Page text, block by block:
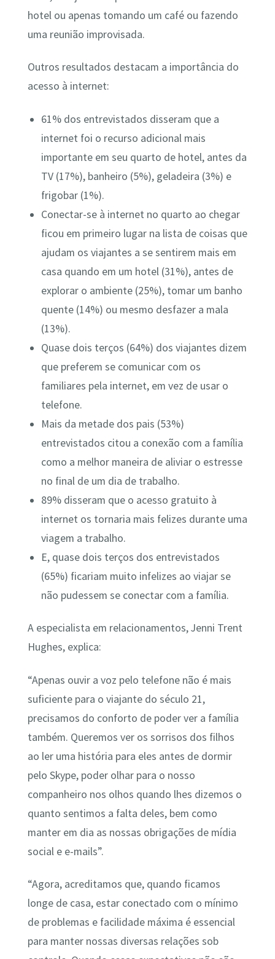
hotel ou apenas tomando um café ou fazendo
uma reunião improvisada.
Outros resultados destacam a importância do
acesso à internet:
61% dos entrevistados disseram que a
internet foi o recurso adicional mais
importante em seu quarto de hotel, antes da
TV (17%), banheiro (5%), geladeira (3%) e
frigobar (1%).
Conectar-se à internet no quarto ao chegar
ficou em primeiro lugar na lista de coisas que
ajudam os viajantes a se sentirem mais em
casa quando em um hotel (31%), antes de
explorar o ambiente (25%), tomar um banho
quente (14%) ou mesmo desfazer a mala
(13%).
Quase dois terços (64%) dos viajantes dizem
que preferem se comunicar com os
familiares pela internet, em vez de usar o
telefone.
Mais da metade dos pais (53%)
entrevistados citou a conexão com a família
como a melhor maneira de aliviar o estresse
no final de um dia de trabalho.
89% disseram que o acesso gratuito à
internet os tornaria mais felizes durante uma
viagem a trabalho.
E, quase dois terços dos entrevistados
(65%) ficariam muito infelizes ao viajar se
não pudessem se conectar com a família.
A especialista em relacionamentos, Jenni Trent
Hughes, explica:
“Apenas ouvir a voz pelo telefone não é mais
suficiente para o viajante do século 21,
precisamos do conforto de poder ver a família
também. Queremos ver os sorrisos dos filhos
ao ler uma história para eles antes de dormir
pelo Skype, poder olhar para o nosso
companheiro nos olhos quando lhes dizemos o
quanto sentimos a falta deles, bem como
manter em dia as nossas obrigações de mídia
social e e-mails”.
“Agora, acreditamos que, quando ficamos
longe de casa, estar conectado com o mínimo
de problemas e facilidade máxima é essencial
para manter nossas diversas relações sob